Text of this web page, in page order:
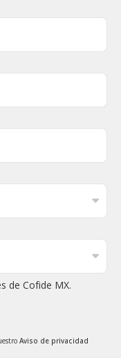
de Cofide MX.
Aviso de privacidad